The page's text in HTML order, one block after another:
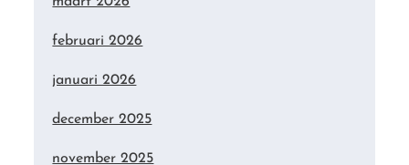
februari 2026
januari 2026
december 2025
november 2025